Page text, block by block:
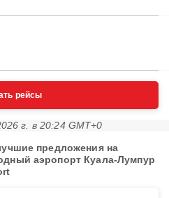
рейсы
г. в 20:24 GMT+0
предложения на
аэропорт Куала-Лумпур